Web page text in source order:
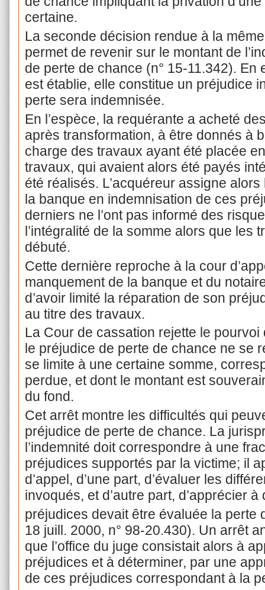
certaine.
La seconde décision rendue à la
permet de revenir sur le montant de
de perte de chance (n° 15-11.342).
est établie, elle constitue un préjudice
perte sera indemnisée.
En l’espèce, la requérante a acheté
après transformation, à être donnés à
charge des travaux ayant été placée
travaux, qui avaient alors été payés
été réalisés. L’acquéreur assigne
la banque en indemnisation de ces
derniers ne l’ont pas informé des
l’intégralité de la somme alors que les
débuté.
Cette dernière reproche à la cour
manquement de la banque et du
d’avoir limité la réparation de son
au titre des travaux.
La Cour de cassation rejette le
le préjudice de perte de chance ne se
se limite à une certaine somme,
perdue, et dont le montant est
du fond.
Cet arrêt montre les difficultés qui
préjudice de perte de chance. La
l’indemnité doit correspondre à une
préjudices supportés par la victime; il
d’appel, d’une part, d’évaluer les
invoqués, et d’autre part, d’apprécier
préjudices devait être évaluée la perte
18 juill. 2000, n° 98-20.430). Un arrêt
que l’office du juge consistait alors à
préjudices et à déterminer, par une
de ces préjudices correspondant à la